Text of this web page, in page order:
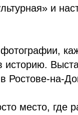
и
историю.
Ростове-на-
место, где